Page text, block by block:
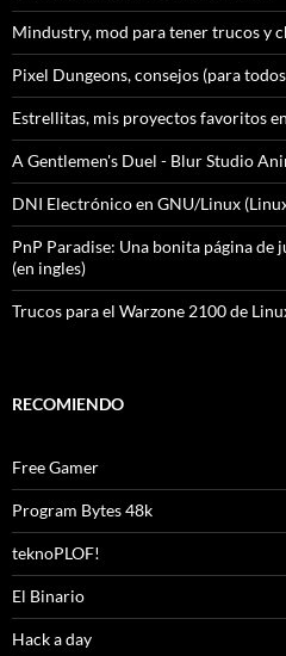
Mindustry, mod para tener trucos y
Pixel Dungeons, consejos (para
Estrellitas, mis proyectos favoritos
A Gentlemen's Duel - Blur Studio
DNI Electrónico en GNU/Linux
PnP Paradise: Una bonita página de
(en ingles)
Trucos para el Warzone 2100 de
RECOMIENDO
Free Gamer
Program Bytes 48k
teknoPLOF!
El Binario
Hack a day